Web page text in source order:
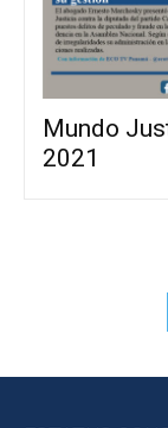
Mundo
2021